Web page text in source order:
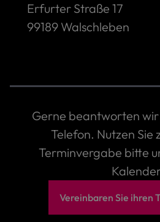
Erfurter Straße 17
99189 Walschleben
Gerne beantworten
Telefon. Nutzen Sie
Terminvergabe bitte
Vereinbaren Sie ihren